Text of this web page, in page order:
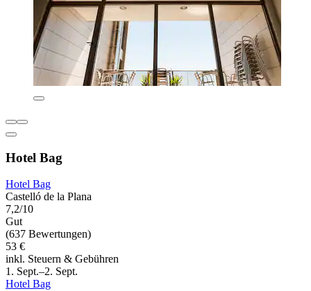
Hotel Bag
Hotel Bag
Castelló de la Plana
7,2/10
Gut
(637 Bewertungen)
53 €
inkl. Steuern & Gebühren
1. Sept.–2. Sept.
Hotel Bag